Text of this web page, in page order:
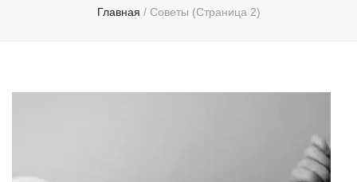
Главная / Советы (Страница 2)